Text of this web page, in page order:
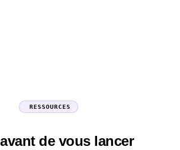
RESSOURCES
de vous lancer